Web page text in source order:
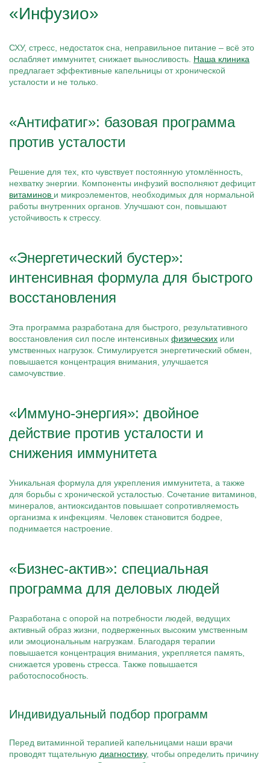
«Инфузио»
СХУ, стресс, недостаток сна, неправильное питание – всё это
ослабляет иммунитет, снижает выносливость. Наша клиника
предлагает эффективные капельницы от хронической
усталости и не только.
«Антифатиг»: базовая программа
против усталости
Решение для тех, кто чувствует постоянную утомлённость,
нехватку энергии. Компоненты инфузий восполняют дефицит
витаминов и микроэлементов, необходимых для нормальной
работы внутренних органов. Улучшают сон, повышают
устойчивость к стрессу.
«Энергетический бустер»:
интенсивная формула для быстрого
восстановления
Эта программа разработана для быстрого, результативного
восстановления сил после интенсивных физических или
умственных нагрузок. Стимулируется энергетический обмен,
повышается концентрация внимания, улучшается
самочувствие.
«Иммуно-энергия»: двойное
действие против усталости и
снижения иммунитета
Уникальная формула для укрепления иммунитета, а также
для борьбы с хронической усталостью. Сочетание витаминов,
минералов, антиоксидантов повышает сопротивляемость
организма к инфекциям. Человек становится бодрее,
поднимается настроение.
«Бизнес-актив»: специальная
программа для деловых людей
Разработана с опорой на потребности людей, ведущих
активный образ жизни, подверженных высоким умственным
или эмоциональным нагрузкам. Благодаря терапии
повышается концентрация внимания, укрепляется память,
снижается уровень стресса. Также повышается
работоспособность.
Индивидуальный подбор программ
Перед витаминной терапией капельницами наши врачи
проводят тщательную диагностику, чтобы определить причину